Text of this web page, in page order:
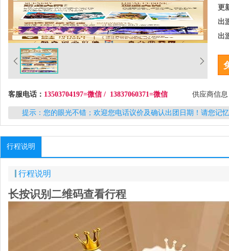
更
出
出
客服电话： 13503704197=微信 / 13837060371=微信 供应商信
提示：您的眼光不错；欢迎您电话议价及确认出团日期！请您记
行程说明
行程说明
长按识别二维码查看行程